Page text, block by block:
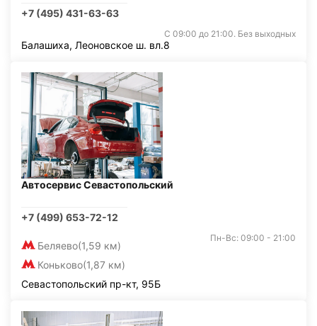
+7 (495) 431-63-63
С 09:00 до 21:00. Без выходных
Балашиха, Леоновское ш. вл.8
Автосервис Севастопольский
+7 (499) 653-72-12
Беляево(1,59 км)
Коньково(1,87 км)
Пн-Вс: 09:00 - 21:00
Севастопольский пр-кт, 95Б